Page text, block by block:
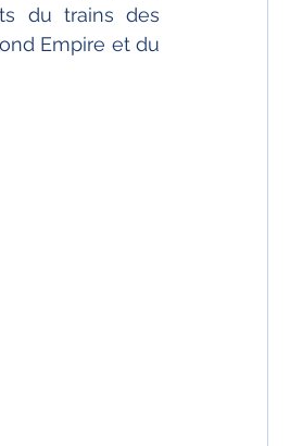
du trains des
Empire et du